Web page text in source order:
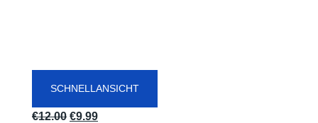
SCHNELLANSICHT
€12.00 Ursprünglicher
€9.99Aktueller